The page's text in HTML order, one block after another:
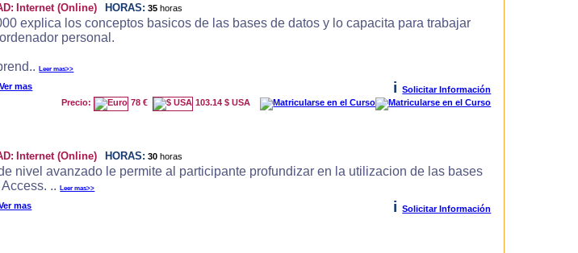
Internet (Online) HORAS: 35 horas
explica los conceptos basicos de las bases de datos y lo capacita para trabajar
personal.
Leer mas>>
Ver mas i
Solicitar Información
Precio:
78 € 103.14 $ USA
Internet (Online) HORAS: 30 horas
nivel avanzado le permite al participante profundizar en la utilizacion de las bases
Access. ..Leer mas>>
mas i Solicitar Información